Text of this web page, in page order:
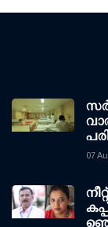
07